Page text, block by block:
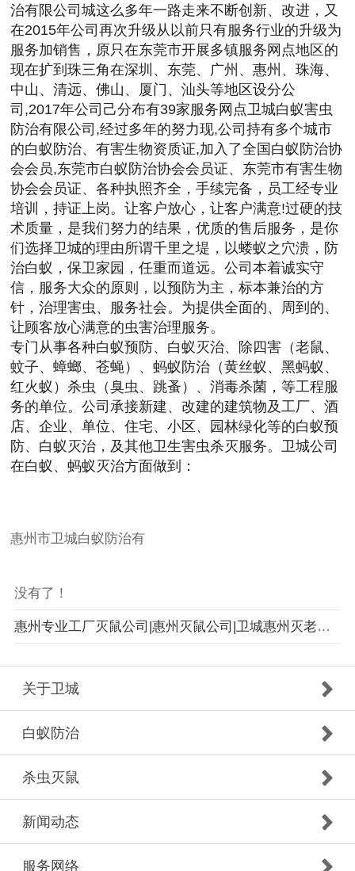
治有限公司城这么多年一路走来不断创新、改进，又
在2015年公司再次升级从以前只有服务行业的升级为
服务加销售，原只在东莞市开展多镇服务网点地区的
现在扩到珠三角在深圳、东莞、广州、惠州、珠海、
中山、清远、佛山、厦门、汕头等地区设分公
司,2017年公司己分布有39家服务网点卫城白蚁害虫
防治有限公司,经过多年的努力现,公司持有多个城市
的白蚁防治、有害生物资质证,加入了全国白蚁防治协
会会员,东莞市白蚁防治协会会员证、东莞市有害生物
协会会员证、各种执照齐全，手续完备，员工经专业
培训，持证上岗。让客户放心，让客户满意!过硬的技
术质量，是我们努力的结果，优质的售后服务，是你
们选择卫城的理由所谓千里之堤，以蝼蚁之穴溃，防
治白蚁，保卫家园，任重而道远。公司本着诚实守
信，服务大众的原则，以预防为主，标本兼治的方
针，治理害虫、服务社会。为提供全面的、周到的、
让顾客放心满意的虫害治理服务。
专门从事各种白蚁预防、白蚁灭治、除四害（老鼠、
蚊子、蟑螂、苍蝇）、蚂蚁防治（黄丝蚁、黑蚂蚁、
红火蚁）杀虫（臭虫、跳蚤）、消毒杀菌，等工程服
务的单位。公司承接新建、改建的建筑物及工厂、酒
店、企业、单位、住宅、小区、园林绿化等的白蚁预
防、白蚁灭治，及其他卫生害虫杀灭服务。卫城公司
在白蚁、蚂蚁灭治方面做到：
惠州市卫城白蚁防治有
没有了！
惠州专业工厂灭鼠公司|惠州灭鼠公司|卫城惠州灭老鼠让您100%满意
关于卫城
白蚁防治
杀虫灭鼠
新闻动态
服务网络